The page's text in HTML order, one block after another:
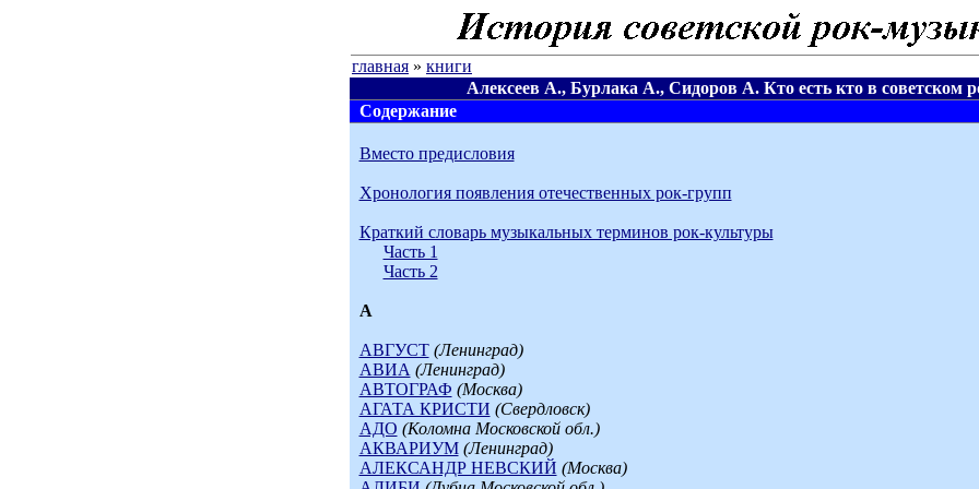
главная » книги
Алексеев А., Бурлака А., Сидоров А. Кто есть кто в советском
Содержание
Вместо предисловия
Хронология появления отечественных рок-групп
Краткий словарь музыкальных терминов рок-культуры
Часть 1
Часть 2
А
АВГУСТ (Ленинград)
АВИА (Ленинград)
АВТОГРАФ (Москва)
АГАТА КРИСТИ (Свердловск)
АДО (Коломна Московской обл.)
АКВАРИУМ (Ленинград)
АЛЕКСАНДР НЕВСКИЙ (Москва)